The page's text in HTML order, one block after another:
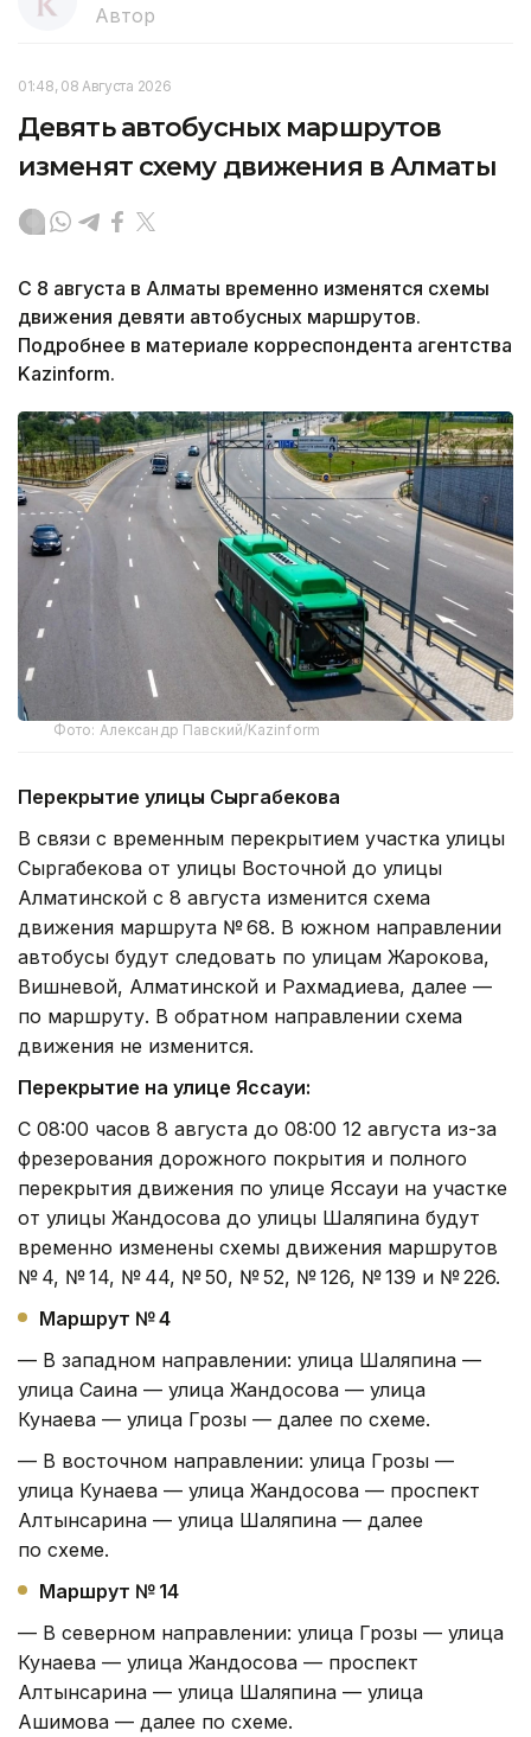
Автор
01:48, 08 Августа 2026
Девять автобусных маршрутов
изменят схему движения в Алматы
С 8 августа в Алматы временно изменятся схемы
движения девяти автобусных маршрутов.
Подробнее в материале корреспондента агентства
Kazinform.
Фото: Александр Павский/Kazinform
Перекрытие улицы Сыргабекова
В связи с временным перекрытием участка улицы
Сыргабекова от улицы Восточной до улицы
Алматинской с 8 августа изменится схема
движения маршрута № 68. В южном направлении
автобусы будут следовать по улицам Жарокова,
Вишневой, Алматинской и Рахмадиева, далее —
по маршруту. В обратном направлении схема
движения не изменится.
Перекрытие на улице Яссауи:
С 08:00 часов 8 августа до 08:00 12 августа из-за
фрезерования дорожного покрытия и полного
перекрытия движения по улице Яссауи на участке
от улицы Жандосова до улицы Шаляпина будут
временно изменены схемы движения маршрутов
№ 4, № 14, № 44, № 50, № 52, № 126, № 139 и № 226.
Маршрут № 4
— В западном направлении: улица Шаляпина —
улица Саина — улица Жандосова — улица
Кунаева — улица Грозы — далее по схеме.
— В восточном направлении: улица Грозы —
улица Кунаева — улица Жандосова — проспект
Алтынсарина — улица Шаляпина — далее
по схеме.
Маршрут № 14
— В северном направлении: улица Грозы — улица
Кунаева — улица Жандосова — проспект
Алтынсарина — улица Шаляпина — улица
Ашимова — далее по схеме.